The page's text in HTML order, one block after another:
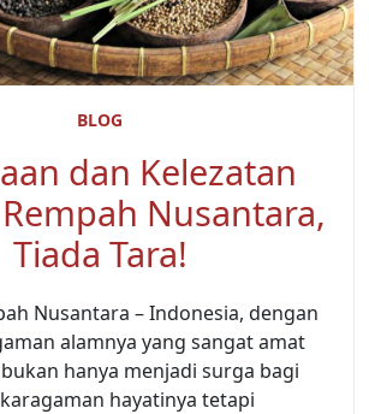
BLOG
dan Kelezatan
Nusantara,
Tiada Tara!
Nusantara – Indonesia, dengan
alamnya yang sangat amat
hanya menjadi surga bagi
hayatinya tetapi